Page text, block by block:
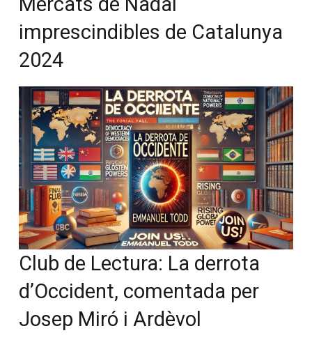
imprescindibles de Catalunya
2024
Club de Lectura: La derrota
d’Occident, comentada per
Josep Miró i Ardèvol